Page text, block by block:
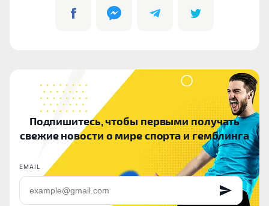
Подпишитесь, чтобы первыми получать
свежие новости о мире спорта и гемблинга
EMAIL